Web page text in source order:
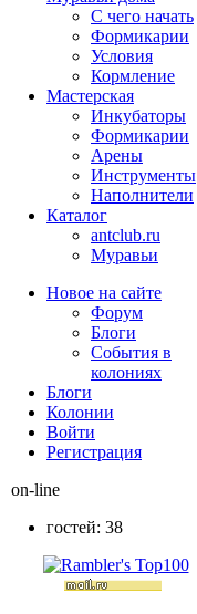
С чего начать
Формикарии
Условия
Кормление
Мастерская
Инкубаторы
Формикарии
Арены
Инструменты
Наполнители
Каталог
antclub.ru
Муравьи
Новое на сайте
Форум
Блоги
События в
колониях
Блоги
Колонии
Войти
Peгиcтpaция
on-line
гостей: 38